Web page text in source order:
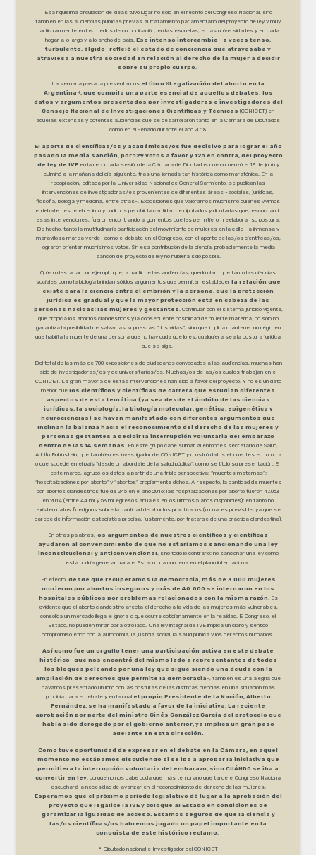
Esa riquísima circulación de ideas tuvo lugar no solo en el recinto del Congreso Nacional, sino
también en las audiencias públicas previas al tratamiento parlamentario del proyecto de ley y muy
particularmente en los medios de comunicación, en las escuelas, en las universidades y en cada
hogar a lo largo y a lo ancho del país. Ese intenso intercambio –a veces tenso,
turbulento, álgido- reflejó el estado de conciencia que atravesaba y
atraviesa a nuestra sociedad en relación al derecho de la mujer a decidir
sobre su propio cuerpo
La semana pasada presentamos el libro «Legalización del aborto en la
Argentina», que compila una parte esencial de aquellos debates: los
datos y argumentos presentados por investigadoras e investigadores del
Consejo Nacional de Investigaciones Científicas y Técnicas (CONICET) en
aquellas extensas y potentes audiencias que se desarrollaron tanto en la Cámara de Diputados
como en el Senado durante el año 2018.
El aporte de científicas/os y académicas/os fue decisivo para lograr el año
pasado la media sanción, por 129 votos a favor y 125 en contra, del proyecto
de ley de IVEen la recordada sesión de la Cámara de Diputados que comenzó el 13 de junio y
culminó a la mañana del día siguiente, tras una jornada tan histórica como maratónica. En la
recopilación, editada por la Universidad Nacional de General Sarmiento, se publican las
intervenciones de investigadoras/es provenientes de diferentes áreas -sociales, jurídicas,
filosofía, biología y medicina, entre otras-. Exposiciones que valoramos muchísimo quienes vivimos
el debate desde el recinto y pudimos percibir la cantidad de diputados y diputadas que, escuchando
esas intervenciones, fueron encontrando argumentos que les permitieron reelaborar su postura.
De hecho, tanto la multitudinaria participación del movimiento de mujeres en la calle -la inmensa y
maravillosa marea verde- como el debate en el Congreso, con el aporte de las/os científicas/os,
lograron orientar muchísimos votos. Sin esa contribución de la ciencia, probablemente la media
sanción del proyecto de ley no hubiera sido posible.
Quiero destacar por ejemplo que, a partir de las audiencias, quedó claro que tanto las ciencias
sociales como la biología brindan sólidos argumentos que permiten establecer la relación que
existe para la ciencia entre el embrión y la persona, que la protección
jurídica es gradual y que la mayor protección está en cabeza de las
personas nacidas:las mujeres y gestantes. Continuar con el sistema jurídico vigente,
que propicia los abortos clandestinos y la consecuente posibilidad de muerte materna, no solo no
garantiza la posibilidad de salvar las supuestas “dos vidas”, sino que implica mantener un régimen
que habilita la muerte de una persona que no hay duda que lo es, cualquiera sea la postura jurídica
que se siga.
Del total de las más de 700 exposiciones de ciudadanos convocados a las audiencias, muchas han
sido de investigadoras/es y de universitarias/os. Muchas/os de las/os cuales trabajan en el
CONICET. La gran mayoría de estas intervenciones han sido a favor del proyecto. Y no es un dato
menor que los científicos y científicas de carrera que estudian diferentes
aspectos de esta temática (ya sea desde el ámbito de las ciencias
jurídicas, la sociología, la biología molecular, genética, epigenética y
neurociencias) se hayan manifestado con diferentes argumentos que
inclinan la balanza hacia el reconocimiento del derecho de las mujeres y
personas gestantes a decidir la interrupción voluntaria del embarazo
dentro de las 14 semanas . En este grupo cabe sumar al entonces secretario de Salud,
Adolfo Rubinstein, que también es investigador del CONICET y mostró datos elocuentes en torno a
lo que sucede en el país “desde un abordaje de la salud pública”, como se tituló su presentación. En
este marco, agrupó los datos a partir de una triple perspectiva: “muertes maternas”;
“hospitalizaciones por aborto” y “abortos” propiamente dichos. Al respecto, la cantidad de muertes
por abortos clandestinos fue de 245 en el año 2016; las hospitalizaciones por aborto fueron 47.063
en 2014 (entre 44 mil y 53 mil egresos anuales en los últimos 5 años disponibles); en tanto no
existen datos fidedignos sobre la cantidad de abortos practicados (lo cual es previsible, ya que se
carece de información estadística precisa, justamente, por tratarse de una práctica clandestina).
En otras palabras, los argumentos de nuestros científicos y científicas
ayudaron al convencimiento de que no estaríamos sancionando una ley
inconstitucional y anticonvencional, sino todo lo contrario: no sancionar una ley como
esta podría generar para el Estado una condena en el plano internacional.
En efecto, desde que recuperamos la democracia, más de 3.000 mujeres
murieron por abortos inseguros y más de 40.000 se internaron en los
hospitales públicos por problemas relacionados con la misma razón . Es
evidente que el aborto clandestino afecta el derecho a la vida de las mujeres más vulnerables,
consolida un mercado ilegal e ignora lo que ocurre cotidianamente en la realidad. El Congreso, el
Estado, no pueden mirar para otro lado. Una ley integral de IVE implica un claro y sentido
compromiso ético con la autonomía, la justicia social, la salud pública y los derechos humanos.
Así como fue un orgullo tener una participación activa en este debate
histórico -que nos encontró del mismo lado a representantes de todos
los bloques peleando por una ley que sigue siendo una deuda con la
ampliación de derechos que permite la democracia-, también es una alegría que
hayamos presentado un libro con las posturas de las distintas ciencias en una situación más
propicia para el debate y en la cual el propio Presidente de la Nación, Alberto
Fernández, se ha manifestado a favor de la iniciativa. La reciente
aprobación por parte del ministro Ginés González García del protocolo que
había sido derogado por el gobierno anterior, ya implica un gran paso
adelante en esta dirección.
Como tuve oportunidad de expresar en el debate en la Cámara, en aquel
momento no estábamos discutiendo si se iba a aprobar la iniciativa que
permitiera la interrupción voluntaria del embarazo, sino CUÁNDO se iba a
convertir en ley, porque no nos cabe duda que más temprano que tarde el Congreso Nacional
escuchará la necesidad de avanzar en el reconocimiento del derecho de las mujeres.
Esperamos que el próximo período legislativo dé lugar a la aprobación del
proyecto que legalice la IVE y coloque al Estado en condiciones de
garantizar la igualdad de acceso. Estamos seguros de que la ciencia y
las/os científicas/os habremos jugado un papel importante en la
conquista de este histórico reclamo
* Diputado nacional e Investigador del CONICET